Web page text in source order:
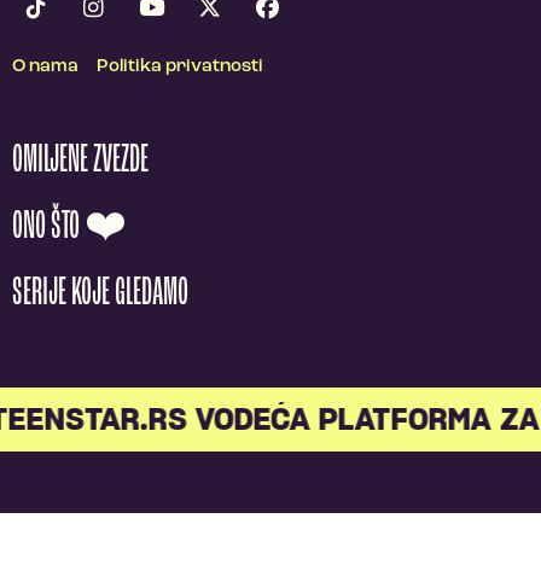
O nama Politika privatnosti
OMILJENE ZVEZDE
ONO ŠTO ❤️
SERIJE KOJE GLEDAMO
VODEĆA PLATFORMA